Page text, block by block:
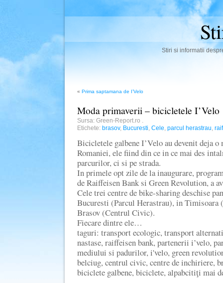
Stiri si informatii
« Prima saptamana de I’Velo
Moda primaverii – bicicletele I’Velo
Sursa: Green-Report.ro
Etichete: brasov, Bucuresti Cele parcul herastrau
Bicicletele galbene I’Velo au devenit deja
Romaniei, ele fiind din ce in ce mai des
parcurilor, ci si pe strada.
In primele opt zile de la inaugurare,
de Raiffeisen Bank si Green Revolution, a
Cele trei centre de bike-sharing deschise
Bucuresti (Parcul Herastrau), in
Brasov (Centrul Civic).
Fiecare dintre ele…
taguri: transport ecologic, transport
nastase, raiffeisen bank, partenerii i’velo,
mediului si padurilor, i'velo, green
belciug, centrul civic, centre de inchiriere,
biciclete galbene, biciclete, alpabcitiţi mai